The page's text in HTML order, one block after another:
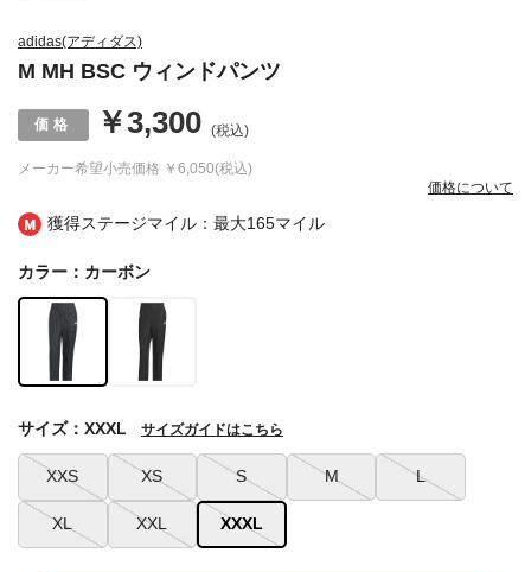
獲得ステージマイル：最大165マイル
adidas(アディダス)
M MH BSC ウィンドパンツ
メーカー希望小売価格 ￥6,050(税込)
￥3,300 (税込)
価格について
カラー：カーボン
XXS XS S M L
XL XXL XXXL
サイズ：XXXL サイズガイドはこちら